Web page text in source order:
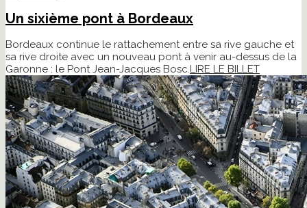
Un sixième pont à Bordeaux
Bordeaux continue le rattachement entre sa rive gauche et
sa rive droite avec un nouveau pont à venir au-dessus de la
Garonne : le Pont Jean-Jacques Bosc.LIRE LE BILLET